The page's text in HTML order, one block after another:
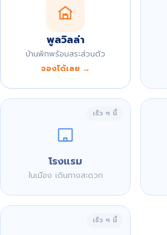
พูลวิลล่า
บ้านพักพร้อมสระส่วนตัว
จองได้เลย →
เร็ว ๆ นี้
โรงแรม
ในเมือง เดินทางสะดวก
เร็ว ๆ นี้